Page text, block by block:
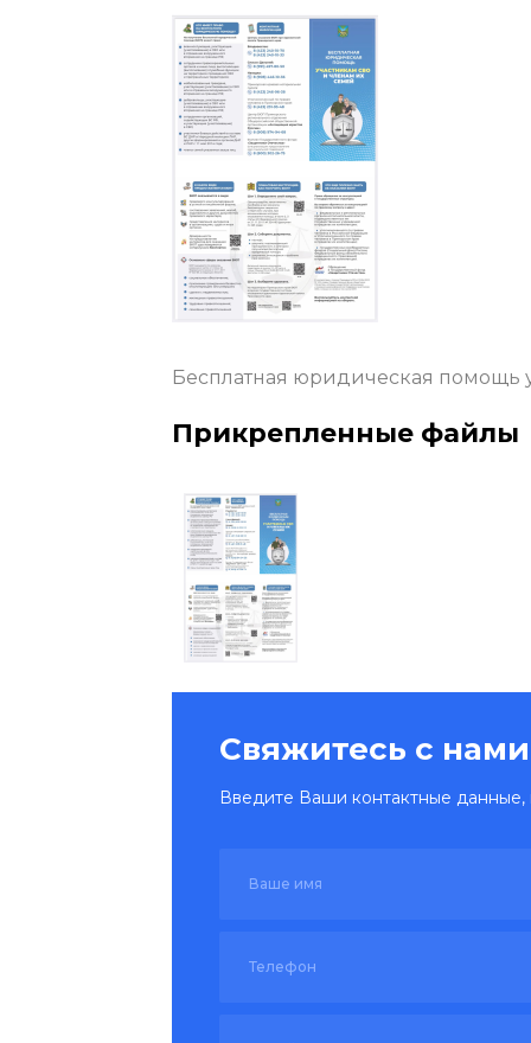
Бесплатная юридическая помощь
Прикрепленные файлы
Свяжитесь с нами
Введите Ваши контактные